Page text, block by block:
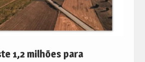
1,2 milhões para